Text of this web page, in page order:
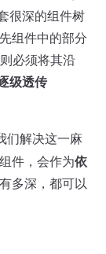
很深的组件树
组件中的部分
必须将其沿
级透传
们解决这一麻
件，会作为依
多深，都可以